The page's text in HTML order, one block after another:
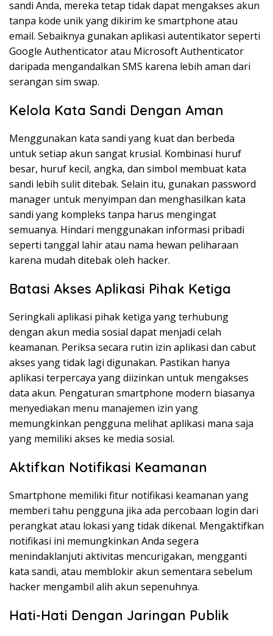
sandi Anda, mereka tetap tidak dapat mengakses akun
tanpa kode unik yang dikirim ke smartphone atau
email. Sebaiknya gunakan aplikasi autentikator seperti
Google Authenticator atau Microsoft Authenticator
daripada mengandalkan SMS karena lebih aman dari
serangan sim swap.
Kelola Kata Sandi Dengan Aman
Menggunakan kata sandi yang kuat dan berbeda
untuk setiap akun sangat krusial. Kombinasi huruf
besar, huruf kecil, angka, dan simbol membuat kata
sandi lebih sulit ditebak. Selain itu, gunakan password
manager untuk menyimpan dan menghasilkan kata
sandi yang kompleks tanpa harus mengingat
semuanya. Hindari menggunakan informasi pribadi
seperti tanggal lahir atau nama hewan peliharaan
karena mudah ditebak oleh hacker.
Batasi Akses Aplikasi Pihak Ketiga
Seringkali aplikasi pihak ketiga yang terhubung
dengan akun media sosial dapat menjadi celah
keamanan. Periksa secara rutin izin aplikasi dan cabut
akses yang tidak lagi digunakan. Pastikan hanya
aplikasi terpercaya yang diizinkan untuk mengakses
data akun. Pengaturan smartphone modern biasanya
menyediakan menu manajemen izin yang
memungkinkan pengguna melihat aplikasi mana saja
yang memiliki akses ke media sosial.
Aktifkan Notifikasi Keamanan
Smartphone memiliki fitur notifikasi keamanan yang
memberi tahu pengguna jika ada percobaan login dari
perangkat atau lokasi yang tidak dikenal. Mengaktifkan
notifikasi ini memungkinkan Anda segera
menindaklanjuti aktivitas mencurigakan, mengganti
kata sandi, atau memblokir akun sementara sebelum
hacker mengambil alih akun sepenuhnya.
Hati-Hati Dengan Jaringan Publik